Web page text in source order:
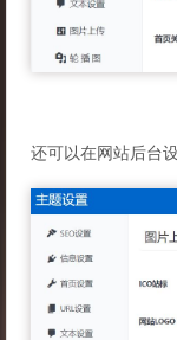
还可以在网站后台